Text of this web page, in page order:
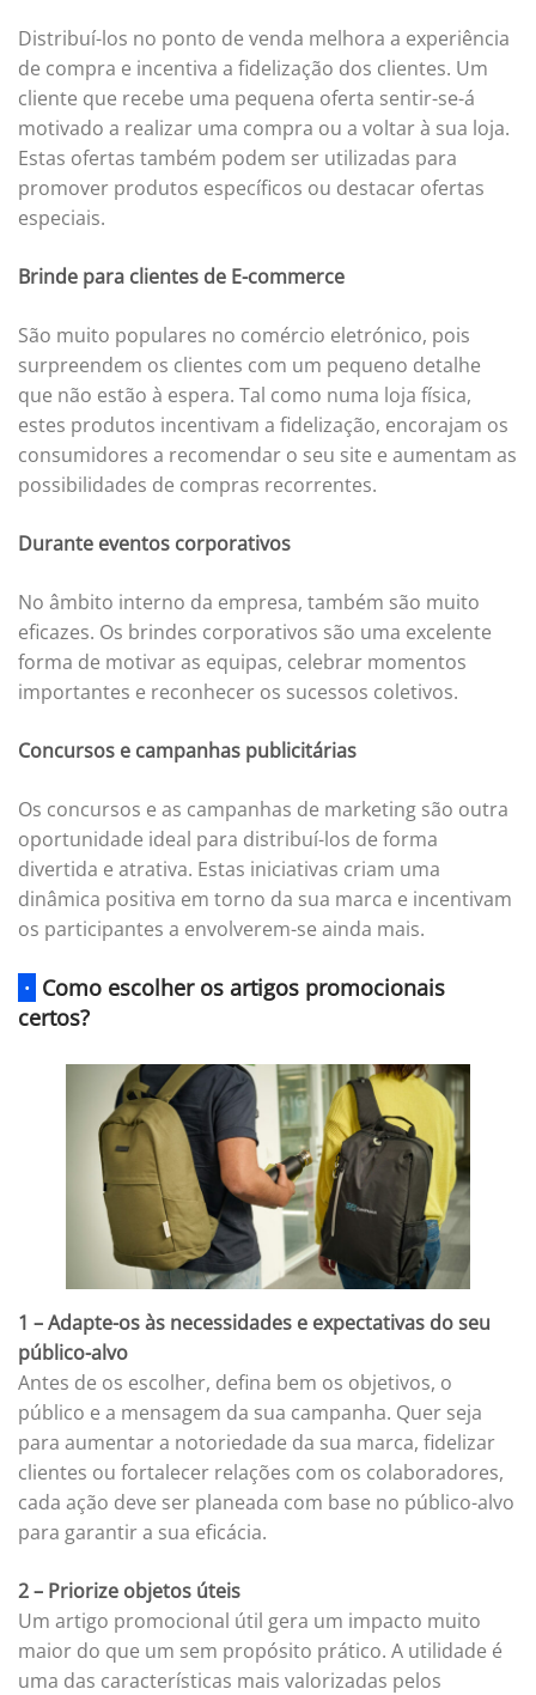
Distribuí-los no ponto de venda melhora a experiência
de compra e incentiva a fidelização dos clientes. Um
cliente que recebe uma pequena oferta sentir-se-á
motivado a realizar uma compra ou a voltar à sua loja.
Estas ofertas também podem ser utilizadas para
promover produtos específicos ou destacar ofertas
especiais.
Brinde para clientes de E-commerce
São muito populares no comércio eletrónico, pois
surpreendem os clientes com um pequeno detalhe
que não estão à espera. Tal como numa loja física,
estes produtos incentivam a fidelização, encorajam os
consumidores a recomendar o seu site e aumentam as
possibilidades de compras recorrentes.
Durante eventos corporativos
No âmbito interno da empresa, também são muito
eficazes. Os brindes corporativos são uma excelente
forma de motivar as equipas, celebrar momentos
importantes e reconhecer os sucessos coletivos.
Concursos e campanhas publicitárias
Os concursos e as campanhas de marketing são outra
oportunidade ideal para distribuí-los de forma
divertida e atrativa. Estas iniciativas criam uma
dinâmica positiva em torno da sua marca e incentivam
os participantes a envolverem-se ainda mais.
· Como escolher os artigos promocionais
certos?
1 – Adapte-os às necessidades e expectativas do seu
público-alvo
Antes de os escolher, defina bem os objetivos, o
público e a mensagem da sua campanha. Quer seja
para aumentar a notoriedade da sua marca, fidelizar
clientes ou fortalecer relações com os colaboradores,
cada ação deve ser planeada com base no público-alvo
para garantir a sua eficácia.
2 – Priorize objetos úteis
Um artigo promocional útil gera um impacto muito
maior do que um sem propósito prático. A utilidade é
uma das características mais valorizadas pelos